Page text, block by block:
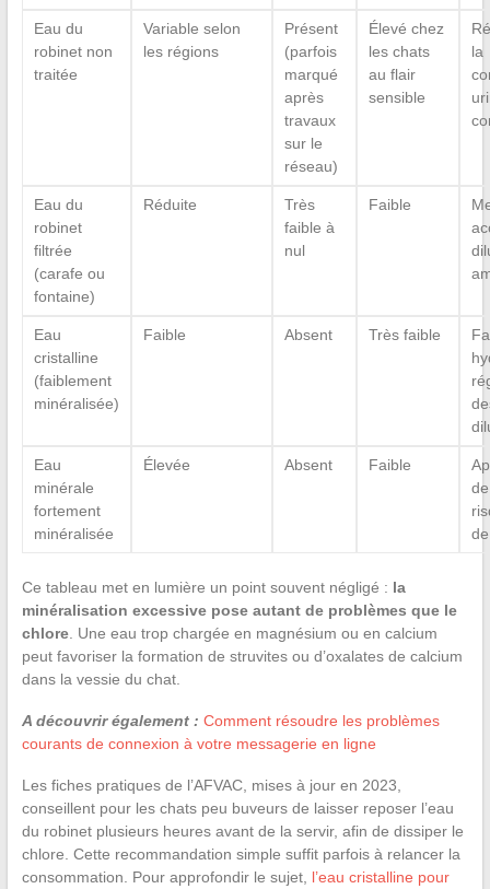
Eau du
robinet non
traitée
Variable selon
les régions
Présent
(parfois
marqué
après
travaux
sur le
réseau)
Élevé chez
les chats
au flair
sensible
la
Eau du
robinet
filtrée
(carafe ou
fontaine)
Réduite
Très
faible à
nul
Faible
Eau
cristalline
(faiblement
minéralisée)
Faible Absent Très faible
Eau
minérale
fortement
minéralisée
Élevée Absent Faible
Ce tableau met en lumière un point souvent négligé : la
minéralisation excessive pose autant de problèmes que le
chlore. Une eau trop chargée en magnésium ou en calcium
peut favoriser la formation de struvites ou d’oxalates de calcium
dans la vessie du chat.
A découvrir également : Comment résoudre les problèmes
courants de connexion à votre messagerie en ligne
Les fiches pratiques de l’AFVAC, mises à jour en 2023,
conseillent pour les chats peu buveurs de laisser reposer l’eau
du robinet plusieurs heures avant de la servir, afin de dissiper le
chlore. Cette recommandation simple suffit parfois à relancer la
consommation. Pour approfondir le sujet, l’eau cristalline pour